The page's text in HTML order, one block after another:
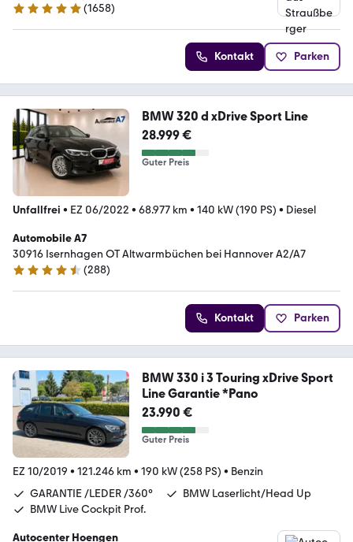
4.9 Sterne (1658)
Kontakt Parken
BMW 320 d xDrive Sport Line
28.999 €
Guter Preis
Unfallfrei • EZ 06/2022 • 68.977 km • 140 kW (190 PS) • Diesel
Automobile A7
30916 Isernhagen OT Altwarmbüchen bei Hannover A2/A7
4.7 Sterne
(288)
Kontakt Parken
BMW 330 i 3 Touring xDrive Sport
Line Garantie *Pano
23.990 €
Guter Preis
EZ 10/2019 • 121.246 km • 190 kW (258 PS) • Benzin
GARANTIE /LEDER /360°
BMW Laserlicht/Head Up
BMW Live Cockpit Prof.
Autocenter Hoengen